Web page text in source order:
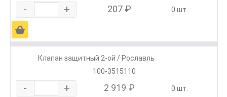
- + 207 ₽ 0 шт.
Ä
Клапан защитный 2-ой / Рославль
100-3515110
- + 2 919 ₽ 0 шт.